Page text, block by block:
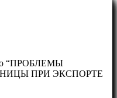
о “ПРОБЛЕМЫ
ПРИ ЭКСПОРТЕ